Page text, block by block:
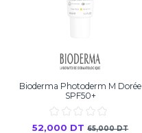
Bioderma Photoderm M Dorée
SPF50+
52,000 DT65,000 DT